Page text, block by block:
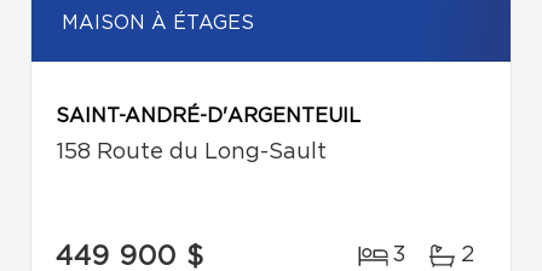
MAISON À ÉTAGES
SAINT-ANDRÉ-D'ARGENTEUIL
158 Route du Long-Sault
449 900 $ 3 2